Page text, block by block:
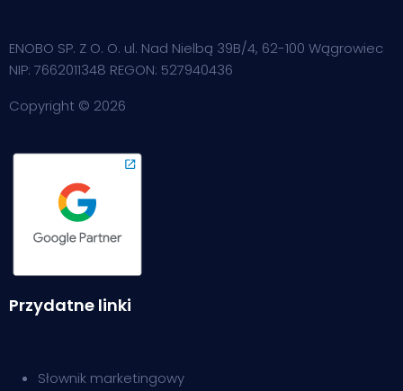
ENOBO SP. Z O. O. ul. Nad Nielbą 39B/4, 62-100 Wągrowiec
NIP: 7662011348 REGON: 527940436
Copyright © 2026
Przydatne linki
Słownik marketingowy